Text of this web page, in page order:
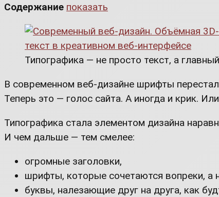
Содержание показать
Типографика — не просто текст, а
В современном веб-дизайне шрифты
Теперь это — голос сайта. А иногда и крик.
Типографика стала элементом дизайна
И чем дальше — тем смелее:
огромные заголовки,
шрифты, которые сочетаются вопреки, а
буквы, налезающие друг на друга, как